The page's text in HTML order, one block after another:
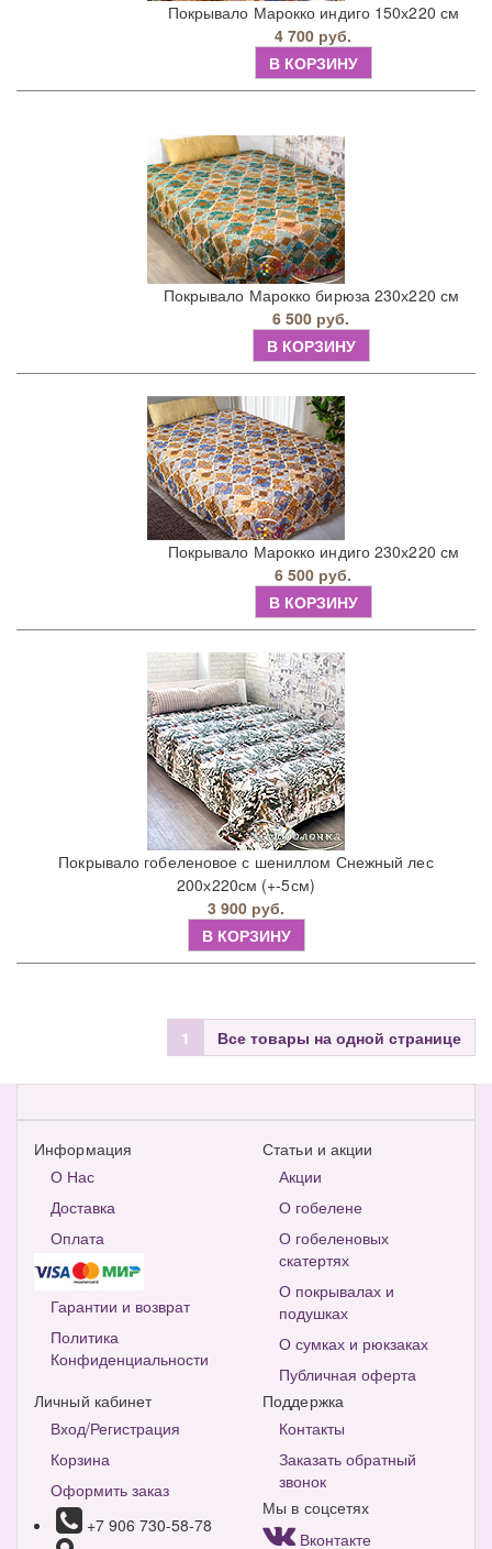
Покрывало Марокко индиго 150х220 см
4 700 руб.
В КОРЗИНУ
Покрывало Марокко бирюза 230х220 см
6 500 руб.
В КОРЗИНУ
Покрывало Марокко индиго 230х220 см
6 500 руб.
В КОРЗИНУ
Покрывало гобеленовое с шениллом Снежный лес
200х220см (+-5см)
3 900 руб.
В КОРЗИНУ
1 Все товары на одной странице
Информация
О Нас
Доставка
Оплата
Гарантии и возврат
Политика
Конфиденциальности
Статьи и акции
Акции
О гобелене
О гобеленовых
скатертях
О покрывалах и
подушках
О сумках и рюкзаках
Публичная оферта
Личный кабинет
Вход/Регистрация
Корзина
Оформить заказ
+7 906 730-58-78
Поддержка
Контакты
Заказать обратный
звонок
Мы в соцсетях
Вконтакте